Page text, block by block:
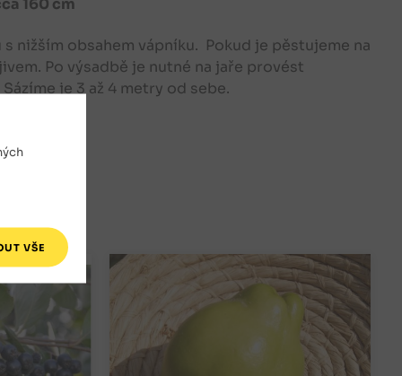
160 cm
nižším obsahem vápníku. Pokud je pěstujeme na
Po výsadbě je nutné na jaře provést
je 3 až 4 metry od sebe.